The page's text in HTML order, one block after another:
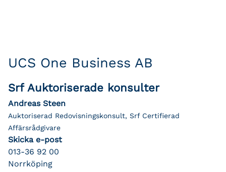
UCS One Business AB
Srf Auktoriserade konsulter
Andreas Steen
Auktoriserad Redovisningskonsult, Srf Certifierad
Affärsrådgivare
Skicka e-post
013-36 92 00
Norrköping